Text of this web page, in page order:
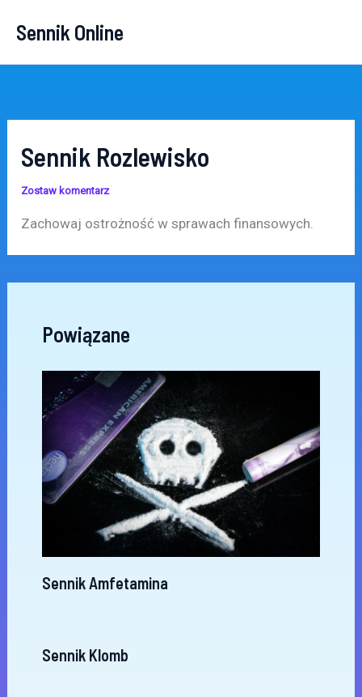
Sennik Online
Sennik Rozlewisko
Zostaw komentarz
Zachowaj ostrożność w sprawach finansowych.
Powiązane
Sennik Amfetamina
Sennik Klomb